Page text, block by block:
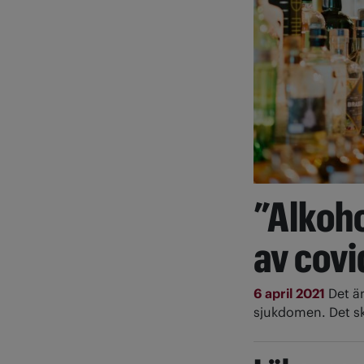
av
6 april 2021 Det
sjukdomen. Det